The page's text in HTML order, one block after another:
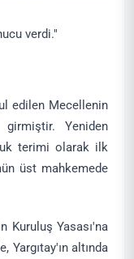
verdi."
edilen Mecellenin
Yeniden
terimi olarak ilk
üst mahkemede
Kuruluş Yasası'na
altında